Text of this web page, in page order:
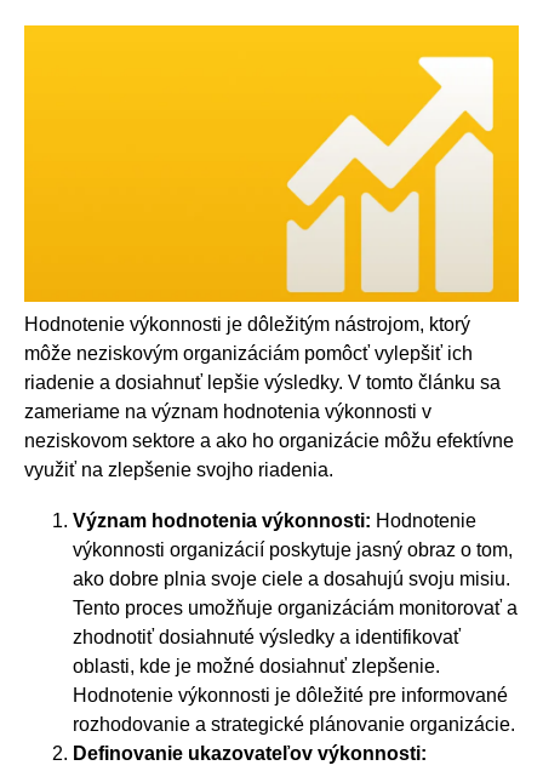
Hodnotenie výkonnosti je dôležitým nástrojom, ktorý
môže neziskovým organizáciám pomôcť vylepšiť ich
riadenie a dosiahnuť lepšie výsledky. V tomto článku sa
zameriame na význam hodnotenia výkonnosti v
neziskovom sektore a ako ho organizácie môžu efektívne
využiť na zlepšenie svojho riadenia.
Význam hodnotenia výkonnosti: Hodnotenie
výkonnosti organizácií poskytuje jasný obraz o tom,
ako dobre plnia svoje ciele a dosahujú svoju misiu.
Tento proces umožňuje organizáciám monitorovať a
zhodnotiť dosiahnuté výsledky a identifikovať
oblasti, kde je možné dosiahnuť zlepšenie.
Hodnotenie výkonnosti je dôležité pre informované
rozhodovanie a strategické plánovanie organizácie.
Definovanie ukazovateľov výkonnosti: